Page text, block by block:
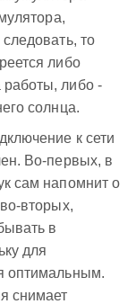
то
либо
работы, либо -
солнца.
к сети
Во-первых, в
сам напомнит о
вторых,
в
для
оптимальным.
снимает